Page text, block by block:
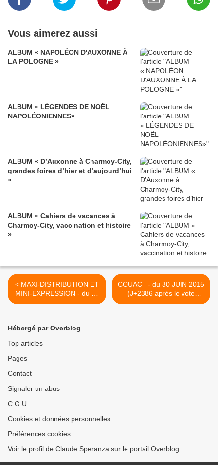
Vous aimerez aussi
ALBUM « NAPOLÉON D'AUXONNE À
LA POLOGNE »
ALBUM « LÉGENDES DE NOËL
NAPOLÉONIENNES»
ALBUM « D’Auxonne à Charmoy-City,
grandes foires d’hier et d’aujourd’hui
»
ALBUM « Cahiers de vacances à
Charmoy-City, vaccination et histoire
»
< MAXI-DISTRIBUTION ET
MINI-EXPRESSION - du 28
JUIN 2015 (J+2384 après le
COUAC ! - du 30 JUIN 2015
(J+2386 après le vote
négatif fondateur) >
Hébergé par Overblog
Top articles
Pages
Contact
Signaler un abus
C.G.U.
Cookies et données personnelles
Préférences cookies
Voir le profil de Claude Speranza sur le portail Overblog